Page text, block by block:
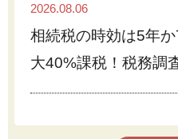
2026.08.06
相続税の時効は5年
大40%課税！税務調